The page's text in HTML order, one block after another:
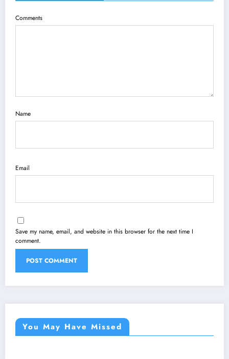
Comments
Name
Email
Save my name, email, and website in this browser for the next time I
comment.
You May Have Missed